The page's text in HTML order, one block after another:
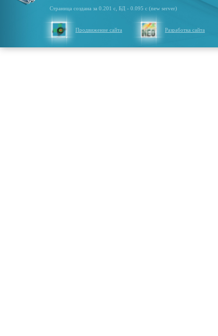
Страница создана за 0.201 с, БД - 0.095 с (new server)
Продвижение сайта Разработка сайта